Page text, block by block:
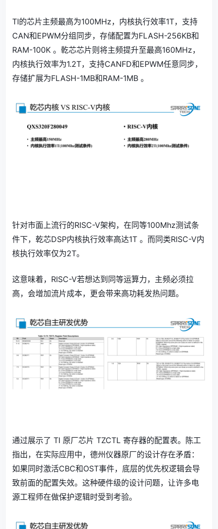
TI的芯片主频最高为100MHz，内核执行效率1T，支持
CAN和EPWM分组同步，存储配置为FLASH-256KB和
RAM-100K 。乾芯芯片则将主频提升至最高160MHz，
内核执行效率为1.2T，支持CANFD和EPWM任意同步，
存储扩展为FLASH-1MB和RAM-1MB 。
针对市面上流行的RISC-V架构，在同等100Mhz测试条
件下，乾芯DSP内核执行效率高达1T 。而同类RISC-V内
核执行效率仅为2T。
这意味着，RISC-V若想达到同等运算力，主频必须拉
高，会增加流片成本，更会带来高功耗发热问题。
通过展示了 TI 原厂芯片 TZCTL 寄存器的配置表。陈工
指出，在实际应用中，德州仪器原厂的设计存在矛盾：
如果同时激活CBC和OST事件，底层的优先权逻辑会导
致前面的配置失效。这种硬件级的设计问题，让许多电
源工程师在做保护逻辑时受到考验。